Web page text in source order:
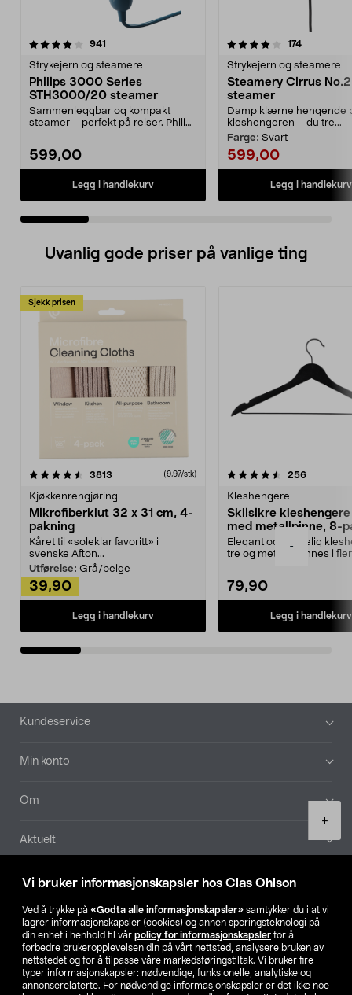
Vi bruker informasjonskapsler hos Clas Ohlson
Ved å trykke på «Godta alle informasjonskapsler» samtykker du i at vi
lagrer informasjonskapsler (cookies) og annen sporingsteknologi på
din enhet i henhold til vår policy for informasjonskapsler for å
forbedre brukeropplevelsen din på vårt nettsted, analysere bruken av
nettstedet og for å tilpasse våre markedsføringstiltak. Vi bruker fire
typer informasjonskapsler: nødvendige, funksjonelle, analytiske og
annonserelaterte. For nødvendige informasjonskapsler er det ikke noe
-
+
941
Strykejern og steamere
Philips 3000 Series
STH3000/20 steamer
Sammenleggbar og kompakt
steamer – perfekt på reiser. Philips
599,00
Legg i handlekurv
4.0 av 5 stjerner 174
Strykejern og steamere
Steamery Cirrus
steamer
Damp klærne hengende
kleshengeren – du tre...
Farge: Svart
599,00
Legg i handlekurv
4.0 av 5 stjerner
Uvanlig gode priser på vanlige ting
Sjekk prisen
3813 anmeldelser(9,97/stk)
Kjøkkenrengjøring
Mikrofiberklut 32 x 31 cm, 4-
pakning
Kåret til «soleklar favoritt» i
svenske Afton...
Utførelse: Grå/beige
39,90
Legg i handlekurv
4.5av 5 stjerner 256
Kleshengere
Sklisikre
med metallpinne, 8-
Elegant og skikkelig
tre og metall – finnes i
79,90
Legg i handlekurv
4.5av 5 stjerner
Bunntekst
Kundeservice
Min konto
Om
Aktuelt
Våre selskaper
Finn din butikk
SE NO FI